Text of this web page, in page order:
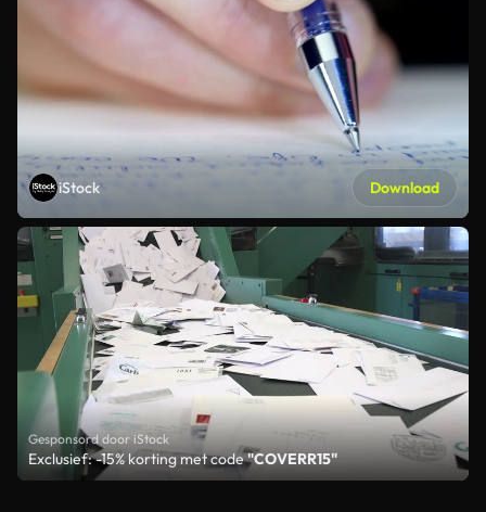
iStock Download
Gesponsord door iStock
Exclusief: -15% korting met code"COVERR15"